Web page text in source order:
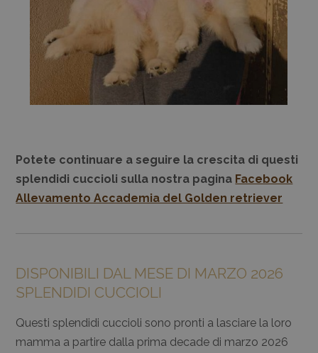
Potete continuare a seguire la crescita di questi
splendidi cuccioli sulla nostra pagina Facebook
Allevamento Accademia del Golden retriever
DISPONIBILI DAL MESE DI MARZO 2026
SPLENDIDI CUCCIOLI
Questi splendidi cuccioli sono pronti a lasciare la loro
mamma a partire dalla prima decade di marzo 2026